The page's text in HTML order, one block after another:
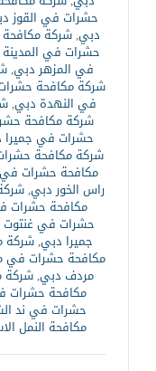
حشرات في القوز
دبي,شركة
حشرات في المدينة
في المزهر دبي,
شركة مكافحة
في النهدة دبي,
شركة مكافحة
حشرات في
شركة مكافحة
مكافحة حشرات
راس الخور دبي,
مكافحة حشرات
حشرات في
جميرا دبي,شركة
مكافحة حشرات في
مردف دبي,شركة
مكافحة حشرات
حشرات في ند
مكافحة النمل